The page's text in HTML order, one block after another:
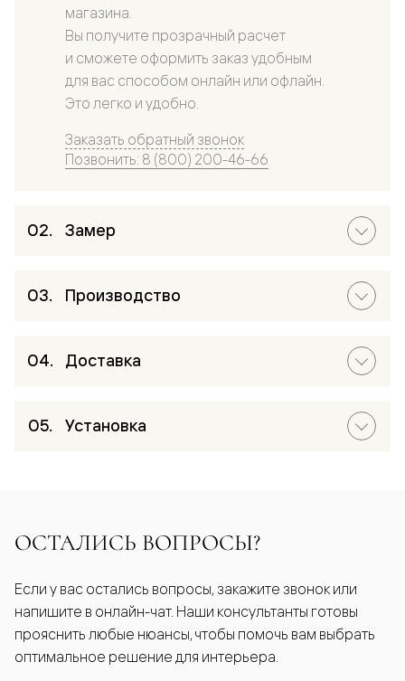
магазина.
Вы получите прозрачный расчет
и сможете оформить заказ удобным
для вас способом онлайн или офлайн.
Это легко и удобно.
Заказать обратный звонок
Позвонить: 8 (800) 200-46-66
Замер
Производство
Доставка
Установка
ОСТАЛИСЬ ВОПРОСЫ?
Если у вас остались вопросы, закажите звонок или
напишите в онлайн-чат. Наши консультанты готовы
прояснить любые нюансы, чтобы помочь вам выбрать
оптимальное решение для интерьера.